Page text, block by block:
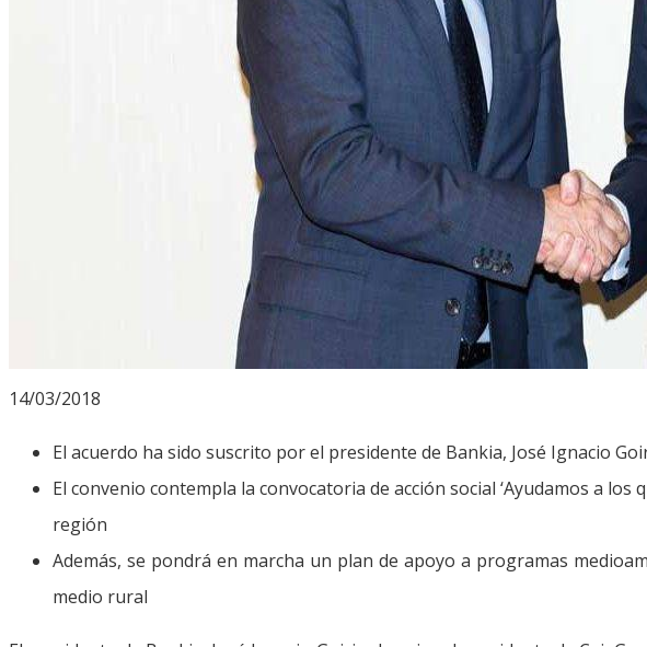
14/03/2018
El acuerdo ha sido suscrito por el presidente de Bankia, José Ignacio
El convenio contempla la convocatoria de acción social ‘Ayudamos a
región
Además, se pondrá en marcha un plan de apoyo a programas
medio rural